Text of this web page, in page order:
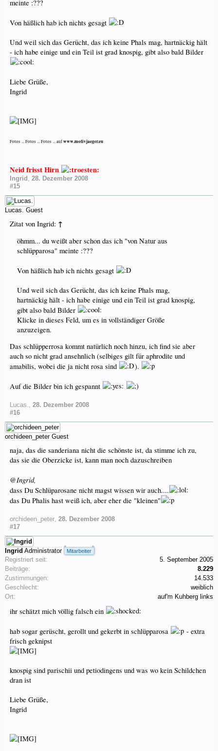
meinte :???
Von häßlich hab ich nichts gesagt
Und weil sich das Gerücht, das ich keine Phals mag, hartnäckig hält
- ich habe einige und ein Teil ist grad knospig, gibt also bald Bilder
Liebe Grüße,
Ingrid
Fotos ... Fotos ... Fotos ... aufwww.motivjaeger.eu
Neid frisst Hirn
Ingrid
28. Dezember 2008
#15
Lucas. Guest
Zitat von Ingrid: ↑
öhmm... du weißt aber schon das ich "von Natur aus
schlüpparosa" meinte :???
Von häßlich hab ich nichts gesagt
Und weil sich das Gerücht, das ich keine Phals mag,
hartnäckig hält - ich habe einige und ein Teil ist grad knospig,
gibt also bald Bilder
Klicke in dieses Feld, um es in vollständiger Größe
anzuzeigen.
Das schlüpperrosa kommt natürlich noch hinzu, ich find sie aber
auch so nicht grad ansehnlich (selbiges gilt für aphrodite und
amabilis, wobei die ja nicht rosa sind
).
Auf die Bilder bin ich gespannt
Lucas., 28. Dezember 2008
#16
orchideen_peter Guest
naja, das die sanderiana nicht die schönste ist, da stimme ich zu,
das sie die Oberzicke ist, kann man noch dazuschreiben
@Ingrid,
dass Du Schlüparosane nicht magst wissen wir auch....
das Du Phalis hast weiß ich, aber eher die "kleinen"
orchideen_peter, 28. Dezember 2008
#17
Ingrid Administrator Mitarbeiter
Registriert seit:
5. September 2005
Beiträge:
8.229
Zustimmungen:
14.533
Geschlecht:
weiblich
Ort:
auf'm Kuhberg links
ihr schätzt mich völlig falsch ein
hab sogar gerüscht, gerollt und gekerbt in schlüpparosa
- extra
frisch geknipst
knospig sind parischii und petiodingens und was wo kein Schildchen
dran ist
Liebe Grüße,
Ingrid